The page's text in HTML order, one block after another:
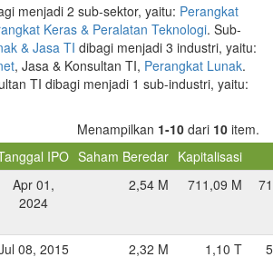
menjadi 2 sub-sektor, yaitu: Perangkat
Keras & Peralatan Teknologi. Sub-
& Jasa TI dibagi menjadi 3 industri, yaitu:
, Jasa & Konsultan TI, Perangkat Lunak.
TI dibagi menjadi 1 sub-industri, yaitu:
Menampilkan 1-10 dari 10 item.
IPO Saham Beredar Kapitalisasi
Apr 01,
2024
2,54 M 711,09 M
08, 2015 2,32 M 1,10 T